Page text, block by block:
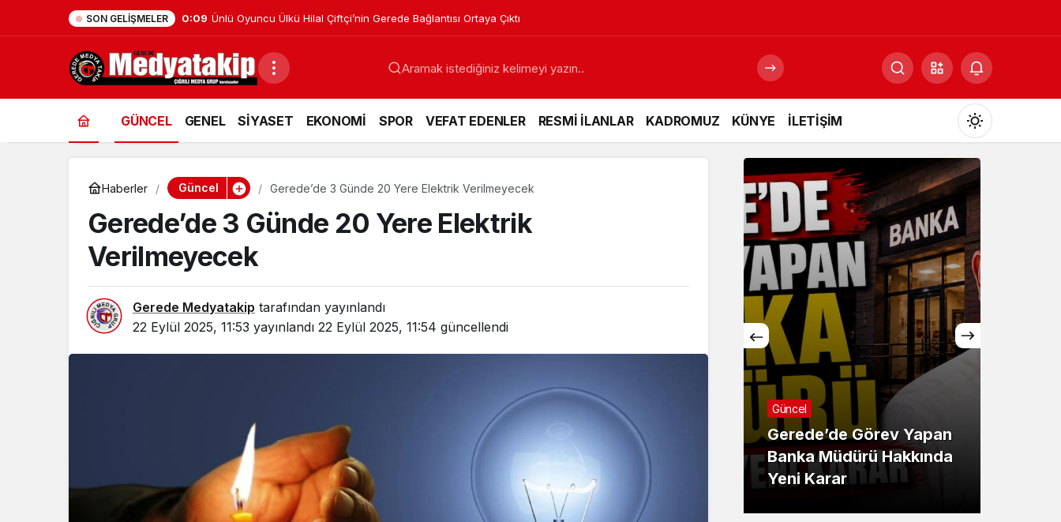
SON GELIŞMELER 0:09 Ünlü Oyuncu Ülkü Hilal Çiftçi’nin Gerede Bağlantısı Ortaya Çıktı
GÜNCEL GENEL SİYASET EKONOMİ SPOR VEFAT EDENLER RESMİ İLANLAR KADROMUZ KÜNYE İLETİŞİM
Mod
değiştir
Gündüz Modu
Gündüz modunu seçin.
Gece Modu
Gece modunu seçin.
Sistem Modu
Sistem modunu seçin.
Haberler Güncel Gerede’de 3 Günde 20 Yere Elektrik Verilmeyecek
Gerede’de 3 Günde 20 Yere Elektrik
Verilmeyecek
Gerede Medyatakip tarafından yayınlandı
22 Eylül 2025, 11:53 yayınlandı 22 Eylül 2025, 11:54 güncellendi
Güncel
Gerede-Bolu Yolunda
Kaza: 1 Ölü, 2 Yaralı
Güncel
Ünlü Oyuncu Ülkü Hilal
Çiftçi’nin Gerede
Bağlantısı Ortaya Çıktı
Güncel
Gerede’de Görev Yapan
Banka Müdürü Hakkında
Yeni Karar